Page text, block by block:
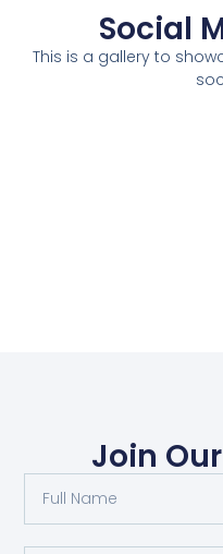
Social
This is a gallery to
Join